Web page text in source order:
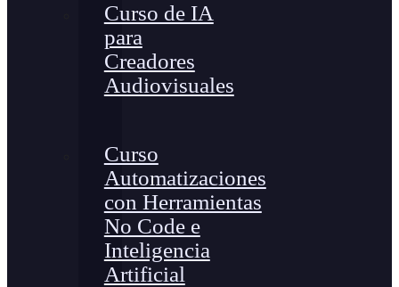
Curso de IA
para
Creadores
Audiovisuales
Curso
Automatizaciones
con Herramientas
No Code e
Inteligencia
Artificial